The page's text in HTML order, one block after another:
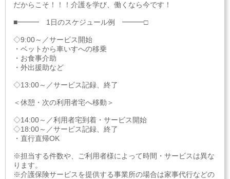
だからこそ！！！介護を学び、働くなら今です！
■━━━ 1日のスケジュール例 ━━━□
◇9:00～／サービス開始
・ベットから車いすへの移乗
・お食事介助
・外出援助など
◇13:00～／サービス記録、終了
＜休憩・次の利用者宅へ移動＞
◇14:00～／利用者宅到着・サービス開始
◇18:00～／サービス記録、終了
・直行直帰OK
※担当する件数や、ご利用者様によって時間・サービスは異な
ります。
※介護保険サービスを提供する事業所の場合は家事代行などの